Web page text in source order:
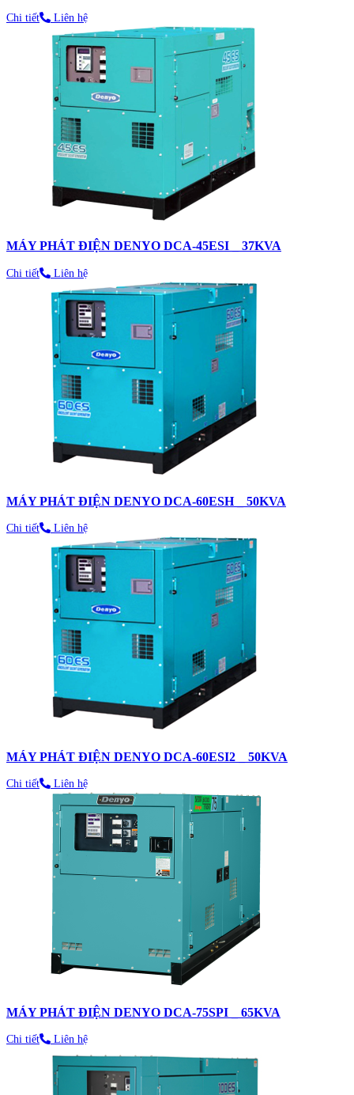
Chi tiết Liên hệ
MÁY PHÁT ĐIỆN DENYO DCA-45ESI _ 37KVA
Chi tiết Liên hệ
MÁY PHÁT ĐIỆN DENYO DCA-60ESH _ 50KVA
Chi tiết Liên hệ
MÁY PHÁT ĐIỆN DENYO DCA-60ESI2 _ 50KVA
Chi tiết Liên hệ
MÁY PHÁT ĐIỆN DENYO DCA-75SPI _ 65KVA
Chi tiết Liên hệ